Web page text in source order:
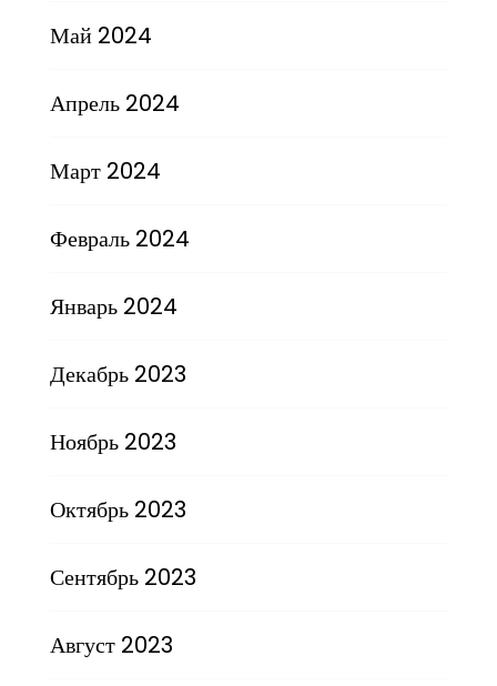
Май 2024
Апрель 2024
Март 2024
Февраль 2024
Январь 2024
Декабрь 2023
Ноябрь 2023
Октябрь 2023
Сентябрь 2023
Август 2023